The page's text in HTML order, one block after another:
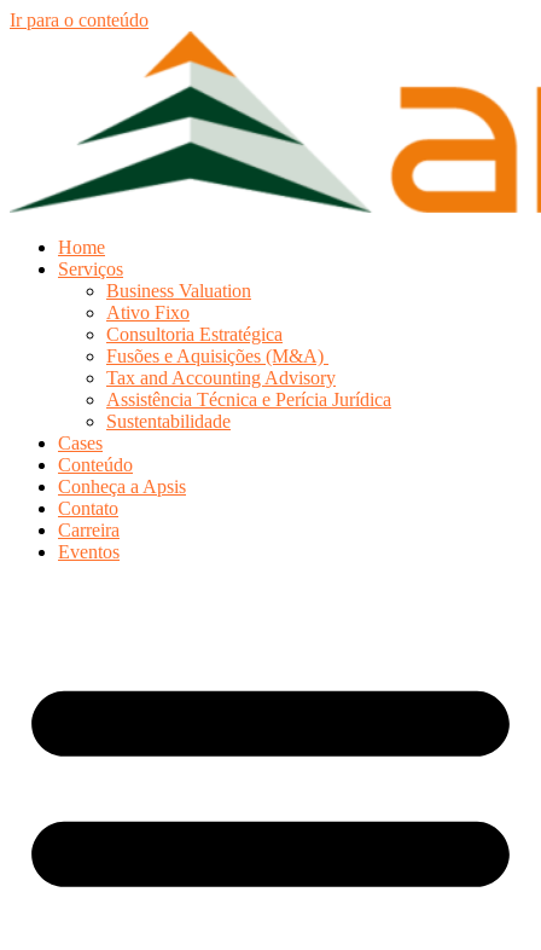
Ir para o conteúdo
Home
Serviços
Business Valuation
Ativo Fixo
Consultoria Estratégica
Fusões e Aquisições (M&A)
Tax and Accounting Advisory
Assistência Técnica e Perícia Jurídica
Sustentabilidade
Cases
Conteúdo
Conheça a Apsis
Contato
Carreira
Eventos